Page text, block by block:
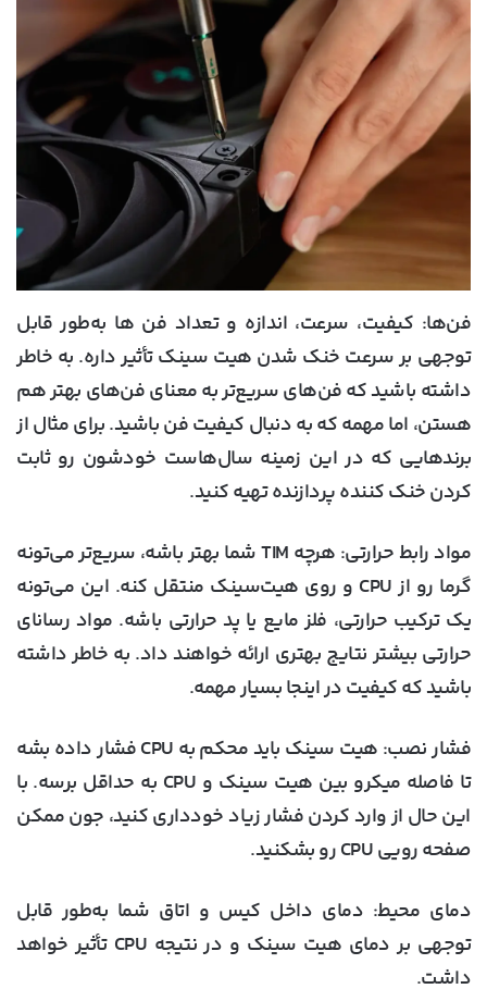
فن‌ها: کیفیت، سرعت، اندازه و تعداد فن ها به‌طور قابل
توجهی بر سرعت خنک شدن هیت سینک تأثیر داره. به خاطر
داشته باشید که فن‌های سریع‌تر به معنای فن‌های بهتر هم
هستن، اما مهمه که به دنبال کیفیت فن باشید. برای مثال از
برندهایی که در این زمینه سال‌هاست خودشون رو ثابت
کردن خنک کننده پردازنده تهیه کنید.
مواد رابط حرارتی:
هرچه TIM شما بهتر باشه، سریع‌تر می‌تونه
گرما رو از CPU و روی هیت‌سینک منتقل کنه. این می‌تونه
یک ترکیب حرارتی، فلز مایع یا پد حرارتی باشه. مواد رسانای
حرارتی بیشتر نتایج بهتری ارائه خواهند داد. به خاطر داشته
باشید که کیفیت در اینجا بسیار مهمه.
فشار نصب:
هیت سینک باید محکم به CPU فشار داده بشه
تا فاصله میکرو بین هیت سینک و CPU به حداقل برسه. با
این حال از وارد کردن فشار زیاد خودداری کنید، جون ممکن
صفحه رویی CPU رو بشکنید.
دمای محیط: دمای داخل کیس و اتاق شما به‌طور قابل
توجهی بر دمای هیت سینک و در نتیجه CPU تأثیر خواهد
داشت.